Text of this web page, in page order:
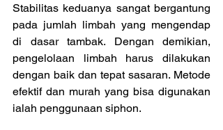
Stabilitas keduanya sangat bergantung
pada jumlah limbah yang mengendap
di dasar tambak. Dengan demikian,
pengelolaan limbah harus dilakukan
dengan baik dan tepat sasaran. Metode
efektif dan murah yang bisa digunakan
ialah penggunaan siphon.